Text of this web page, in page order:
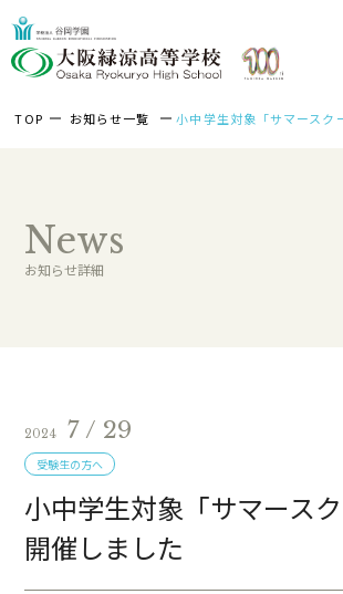
TOP お知らせ一覧 小中学生対象「サマースク
News
お知らせ詳細
2024 7 / 29
受験生の方へ
小中学生対象「サマース
開催しました